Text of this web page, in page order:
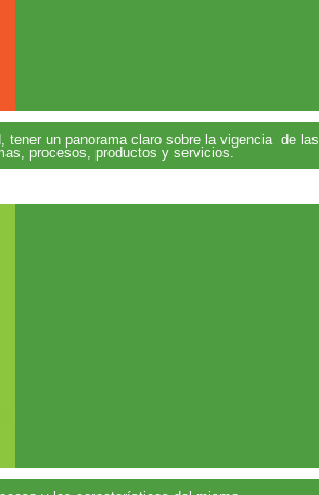
tener un panorama claro sobre la vigencia de las
procesos, productos y servicios.